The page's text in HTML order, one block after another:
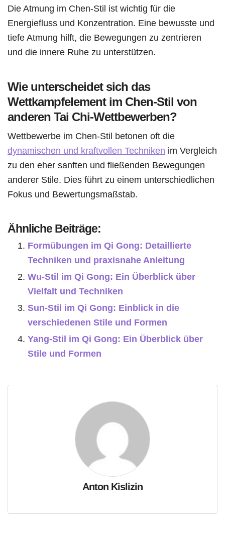
Die Atmung im Chen-Stil ist wichtig für die
Energiefluss und Konzentration. Eine bewusste und
tiefe Atmung hilft, die Bewegungen zu zentrieren
und die innere Ruhe zu unterstützen.
Wie unterscheidet sich das
Wettkampfelement im Chen-Stil von
anderen Tai Chi-Wettbewerben?
Wettbewerbe im Chen-Stil betonen oft die
dynamischen und kraftvollen Techniken im Vergleich
zu den eher sanften und fließenden Bewegungen
anderer Stile. Dies führt zu einem unterschiedlichen
Fokus und Bewertungsmaßstab.
Ähnliche Beiträge:
Formübungen im Qi Gong: Detaillierte
Techniken und praxisnahe Anleitung
Wu-Stil im Qi Gong: Ein Überblick über
Vielfalt und Techniken
Sun-Stil im Qi Gong: Einblick in die
verschiedenen Stile und Formen
Yang-Stil im Qi Gong: Ein Überblick über
Stile und Formen
Anton Kislizin